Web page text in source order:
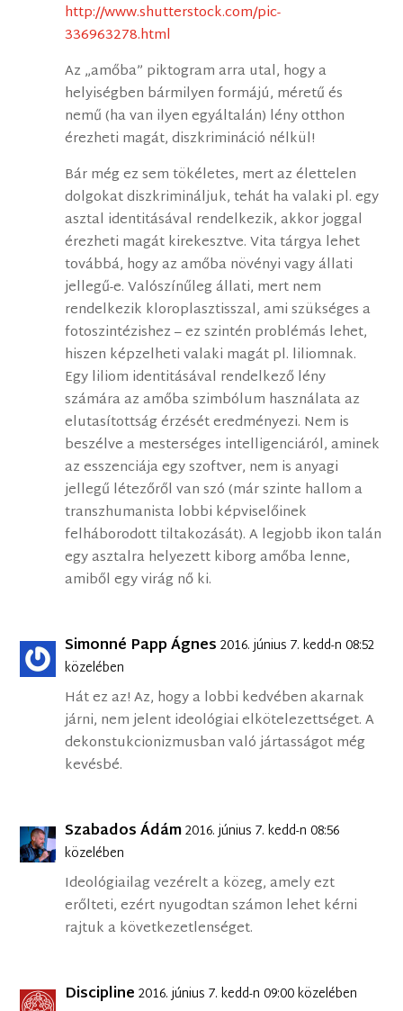
http://www.shutterstock.com/pic-
336963278.html
Az „amőba” piktogram arra utal, hogy a
helyiségben bármilyen formájú, méretű és
nemű (ha van ilyen egyáltalán) lény otthon
érezheti magát, diszkrimináció nélkül!
Bár még ez sem tökéletes, mert az élettelen
dolgokat diszkrimináljuk, tehát ha valaki pl. egy
asztal identitásával rendelkezik, akkor joggal
érezheti magát kirekesztve. Vita tárgya lehet
továbbá, hogy az amőba növényi vagy állati
jellegű-e. Valószínűleg állati, mert nem
rendelkezik kloroplasztisszal, ami szükséges a
fotoszintézishez – ez szintén problémás lehet,
hiszen képzelheti valaki magát pl. liliomnak.
Egy liliom identitásával rendelkező lény
számára az amőba szimbólum használata az
elutasítottság érzését eredményezi. Nem is
beszélve a mesterséges intelligenciáról, aminek
az esszenciája egy szoftver, nem is anyagi
jellegű létezőről van szó (már szinte hallom a
transzhumanista lobbi képviselőinek
felháborodott tiltakozását). A legjobb ikon talán
egy asztalra helyezett kiborg amőba lenne,
amiből egy virág nő ki.
Simonné Papp Ágnes 2016. június 7. kedd-n 08:52
közelében
Hát ez az! Az, hogy a lobbi kedvében akarnak
járni, nem jelent ideológiai elkötelezettséget. A
dekonstukcionizmusban való jártasságot még
kevésbé.
Szabados Ádám2016. június 7. kedd-n 08:56
közelében
Ideológiailag vezérelt a közeg, amely ezt
erőlteti, ezért nyugodtan számon lehet kérni
rajtuk a következetlenséget.
Discipline 2016. június 7. kedd-n 09:00 közelében